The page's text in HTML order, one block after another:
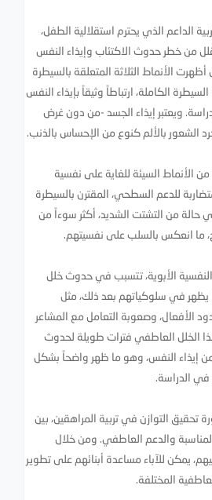
الداعم الذي يحترم استقلالية الطفل،
من خطر حدوث الاكتئاب وإيذاء النفس
الأنماط الثلاثة المتعلقة بالسيطرة
الكاملة، ارتباطاً وثيقاً بإيذاء النفس
ويعتبر إيذاء الجسد -من دون غرض
الشعور بالألم كنوع من الإحساس بالذنب.
الأنماط السيئة للغاية على نفسية
للدعم السطحي، المقترن بالسيطرة
حالة من التشتت الشديد، أكثر سوءاً من
ما انعكس بالسلب على نفسيتهم.
الأبوية، تتسبب في حدوث خلل
في سلوكياتهم بعد ذلك، مثل
الأفعال، وصعوبة التعامل مع المشاعر
الخلل العاطفي فترات طويلة لحدوث
من إيذاء النفس، وهو ما ظهر واضحاً بشكل
في الدراسة.
تحقيق التوازن في تربية المراهقين، بين
والدعم العاطفي. ومن خلال
يمكن للآباء مساعدة أبنائهم على تطوير
المختلفة.